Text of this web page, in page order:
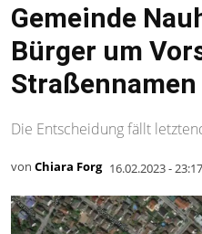
Gemeinde
Bürger um
Straßennamen
Die Entscheidung fällt
von Chiara Forg 16.02.2023 - 23:17